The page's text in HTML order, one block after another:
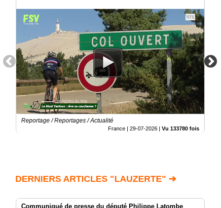
Reportage / Reportages / Actualité
France | 29-07-2026 | Vu 133780 fois
DERNIERS ARTICLES "LAUZERTE" ➔
Communiqué de presse du député Philippe Latombe